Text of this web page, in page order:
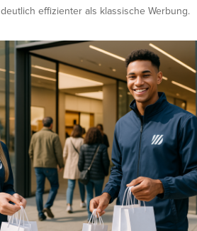
effizienter als klassische Werbung.